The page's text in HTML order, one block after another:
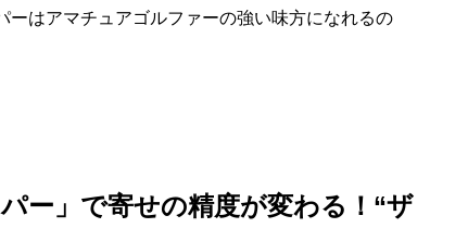
ーはアマチュアゴルファーの強い味方になれるの
ー」で寄せの精度が変わる！“ザ